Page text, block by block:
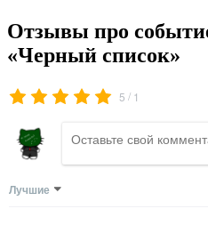
Отзывы про
«Черный список»
5 / 1
Лучшие